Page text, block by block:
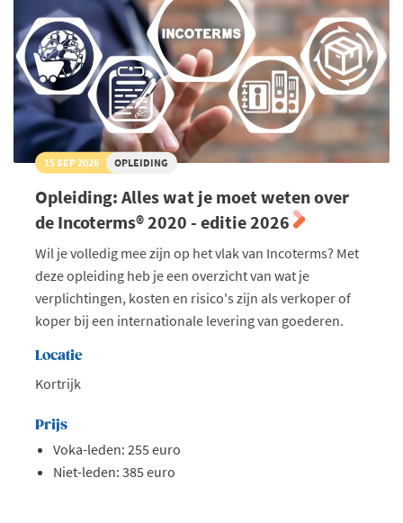
15 SEP 2026 OPLEIDING
Opleiding: Alles wat je moet weten over
de Incoterms® 2020 - editie 2026
Wil je volledig mee zijn op het vlak van Incoterms? Met
deze opleiding heb je een overzicht van wat je
verplichtingen, kosten en risico's zijn als verkoper of
koper bij een internationale levering van goederen.
Locatie
Kortrijk
Prijs
Voka-leden: 255 euro
Niet-leden: 385 euro